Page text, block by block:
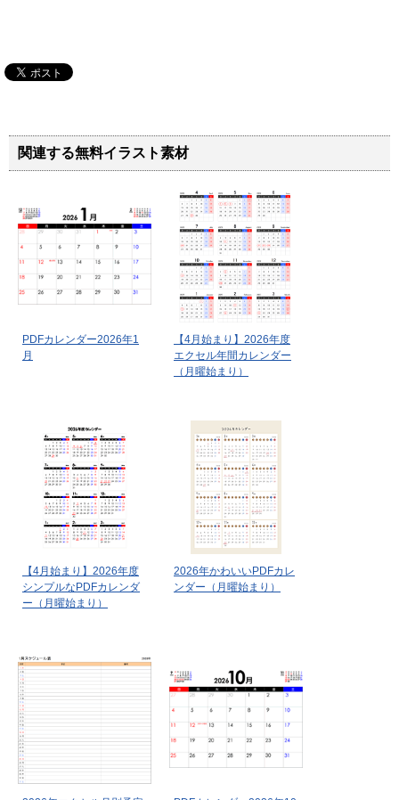
関連する無料イラスト素材
PDFカレンダー2026年1
月
【4月始まり】2026年度
エクセル年間カレンダー
（月曜始まり）
【4月始まり】2026年度
シンプルなPDFカレンダ
ー（月曜始まり）
2026年かわいいPDFカレ
ンダー（月曜始まり）